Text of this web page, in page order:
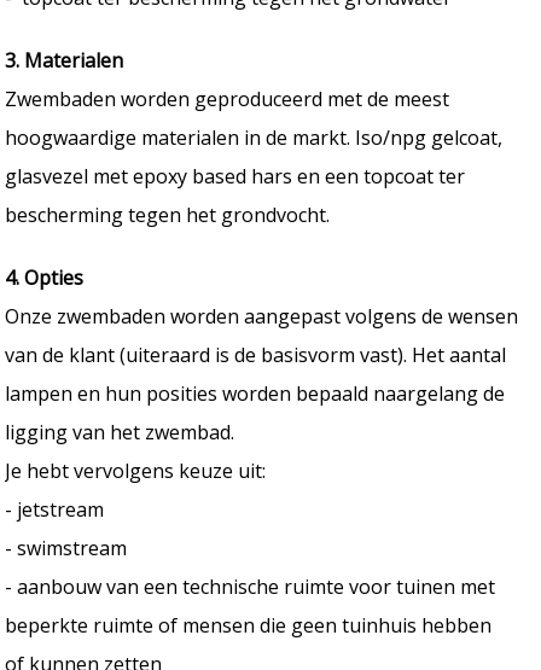
3. Materialen
Zwembaden worden geproduceerd met de meest
hoogwaardige materialen in de markt. Iso/npg gelcoat,
glasvezel met epoxy based hars en een topcoat ter
bescherming tegen het grondvocht.
4. Opties
Onze zwembaden worden aangepast volgens de wensen
van de klant (uiteraard is de basisvorm vast). Het aantal
lampen en hun posities worden bepaald naargelang de
ligging van het zwembad.
Je hebt vervolgens keuze uit:
- jetstream
- swimstream
- aanbouw van een technische ruimte voor tuinen met
beperkte ruimte of mensen die geen tuinhuis hebben
of kunnen zetten